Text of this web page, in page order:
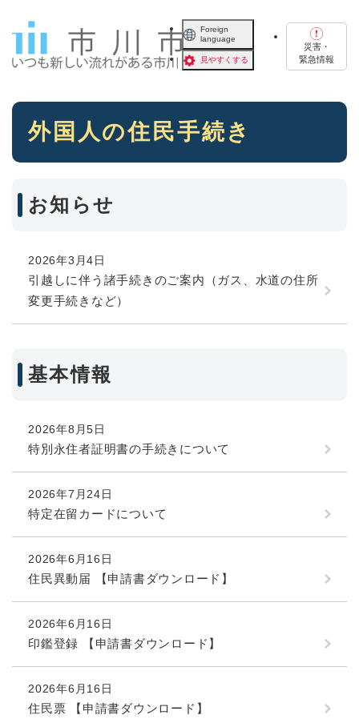
Foreign
language
見やすくする
災害・
緊急情報
本
外国人の住民手続き
お知らせ
2026年3月4日
引越しに伴う諸手続きのご案内（ガス、水道の住所
変更手続きなど）
基本情報
2026年8月5日
特別永住者証明書の手続きについて
2026年7月24日
特定在留カードについて
2026年6月16日
住民異動届 【申請書ダウンロード】
2026年6月16日
印鑑登録 【申請書ダウンロード】
2026年6月16日
住民票 【申請書ダウンロード】